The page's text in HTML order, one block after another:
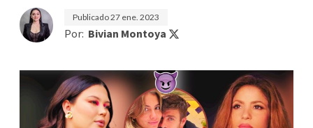
Publicado27 ene. 2023
Por: Bivian Montoya